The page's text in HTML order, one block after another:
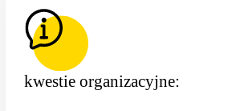
kwestie organizacyjne: